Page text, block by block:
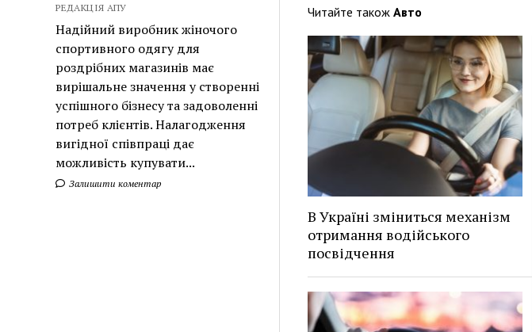
РЕДАКЦІЯ АПУ
Надійний виробник жіночого
спортивного одягу для
роздрібних магазинів має
вирішальне значення у створенні
успішного бізнесу та задоволенні
потреб клієнтів. Налагодження
вигідної співпраці дає
можливість купувати...
Залишити коментар
Читайте також Авто
В Україні зміниться механізм
отримання водійського
посвідчення